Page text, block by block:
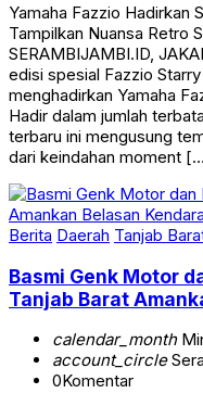
Yamaha Fazzio Hadirkan
Tampilkan Nuansa Retro
SERAMBIJAMBI.ID,
edisi spesial Fazzio
menghadirkan Yamaha
Hadir dalam jumlah
terbaru ini mengusung
dari keindahan moment
Berita Daerah Tanjab
Basmi Genk Motor
Tanjab Barat
calendar_month
account_circle
0Komentar